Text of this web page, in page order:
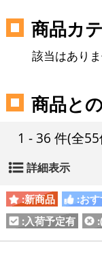
商品カ
該当はありま
商品と
1 - 36 件(全55
詳細表示
:新商品 :お
:入荷予定有